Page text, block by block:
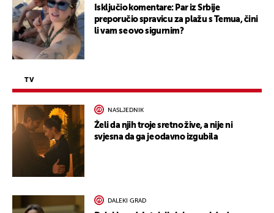
Isključio komentare: Par iz Srbije
preporučio spravicu za plažu s Temua, čini
li vam se ovo sigurnim?
TV
NASLJEDNIK
Želi da njih troje sretno žive, a nije ni
svjesna da ga je odavno izgubila
DALEKI GRAD